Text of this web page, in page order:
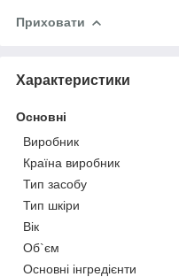
Приховати
Характеристики
Основні
Виробник
Країна виробник
Тип засобу
Тип шкіри
Вік
Об`єм
Основні інгредієнти